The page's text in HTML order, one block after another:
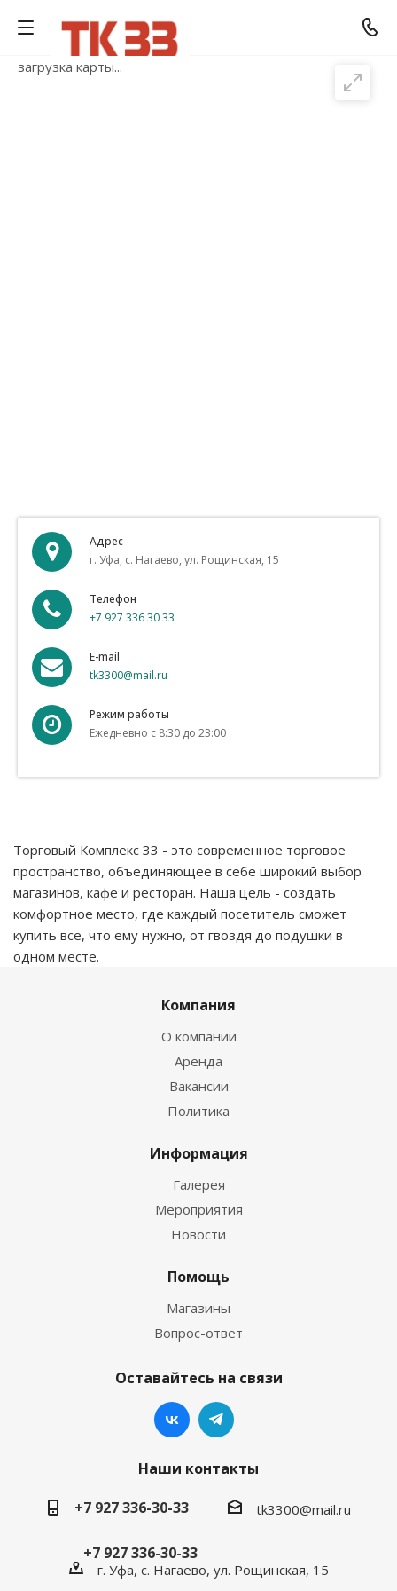
загрузка карты...
Адрес
г. Уфа, с. Нагаево, ул. Рощинская, 15
Телефон
+7 927 336 30 33
E-mail
tk3300@mail.ru
Режим работы
Ежедневно с 8:30 до 23:00
Торговый Комплекс 33 - это современное торговое
пространство, объединяющее в себе широкий выбор
магазинов, кафе и ресторан. Наша цель - создать
комфортное место, где каждый посетитель сможет
купить все, что ему нужно, от гвоздя до подушки в
одном месте.
Компания
О компании
Аренда
Вакансии
Политика
Информация
Галерея
Мероприятия
Новости
Помощь
Магазины
Вопрос-ответ
Оставайтесь на связи
Наши контакты
+7 927 336-30-33
+7 927 336-30-33
tk3300@mail.ru
г. Уфа, с. Нагаево, ул. Рощинская, 15